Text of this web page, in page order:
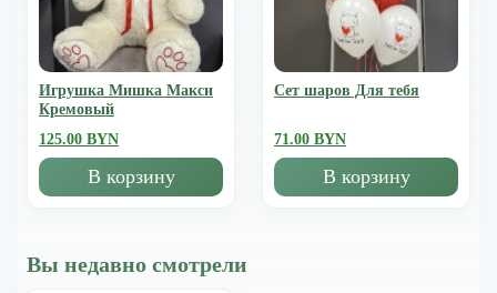
Игрушка Мишка Mакси
Кремовый
125.00 BYN
В корзину
Сет шаров Для тебя
71.00 BYN
В корзину
Вы недавно смотрели